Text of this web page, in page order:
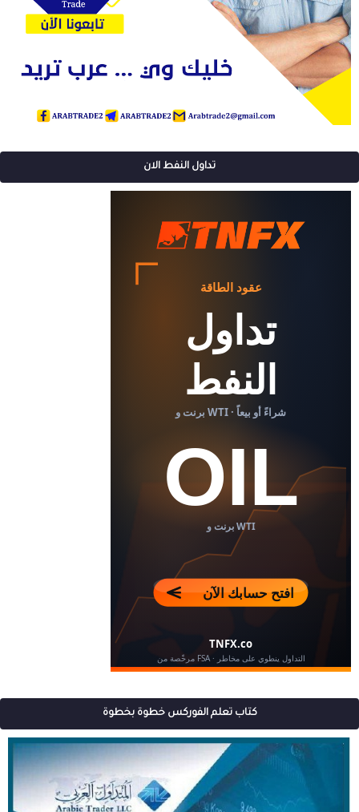
تداول النفط الان
كتاب تعلم الفوركس خطوة بخطوة